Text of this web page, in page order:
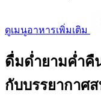
ดูเมนูอาหารเพิ่มเติม
ดื่มด่ำยามค่ำคื
กับบรรยากาศ